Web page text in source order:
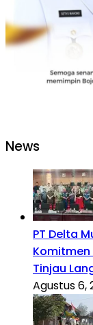
News
PT Delta
Komitmen
Tinjau
Agustus 6,